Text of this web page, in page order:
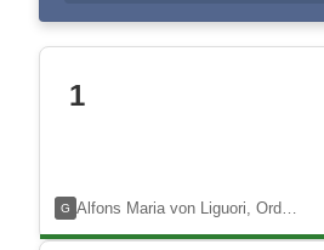
1
G Alfons Maria von Liguori, Ord…